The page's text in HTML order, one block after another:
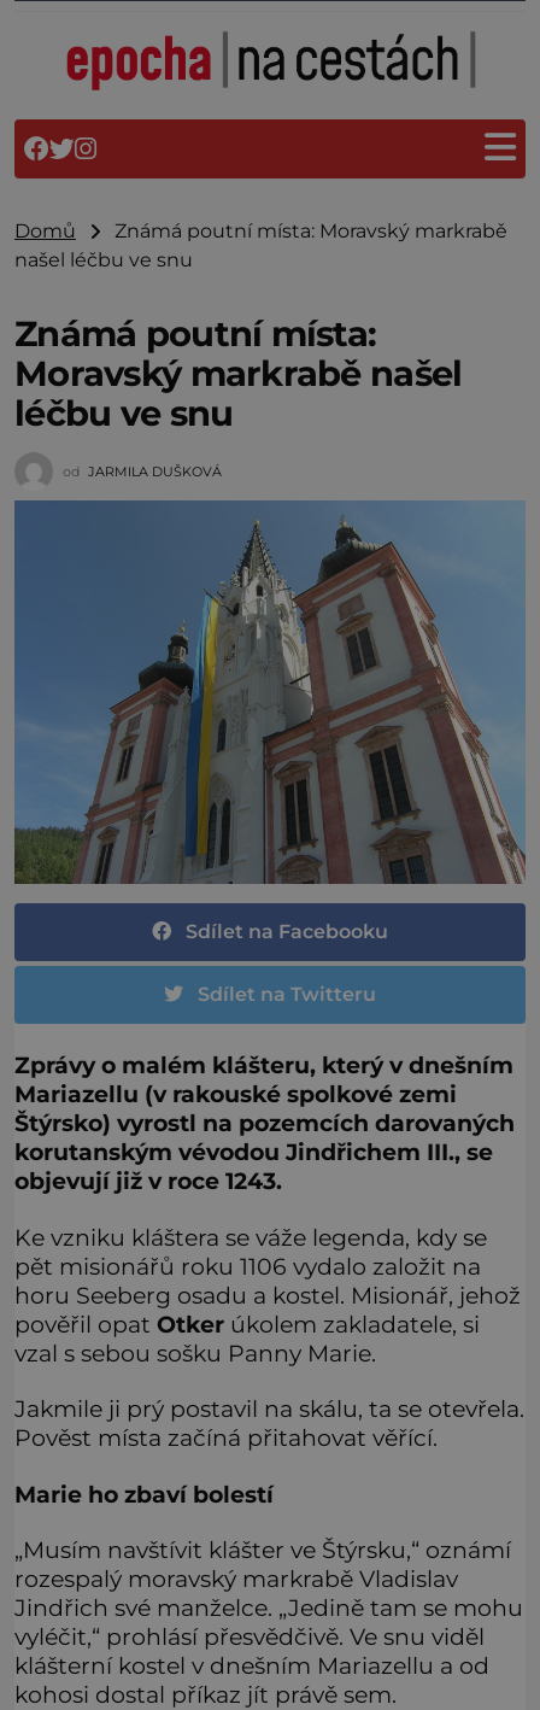
Domů
Známá poutní místa: Moravský markrabě
našel léčbu ve snu
Známá poutní místa:
Moravský markrabě našel
léčbu ve snu
od JARMILA DUŠKOVÁ
Sdílet na Facebooku
Sdílet na Twitteru
Zprávy o malém klášteru, který v dnešním
Mariazellu (v rakouské spolkové zemi
Štýrsko) vyrostl na pozemcích darovaných
korutanským vévodou Jindřichem III., se
objevují již v roce 1243.
Ke vzniku kláštera se váže legenda, kdy se
pět misionářů roku 1106 vydalo založit na
horu Seeberg osadu a kostel. Misionář, jehož
pověřil opat Otker úkolem zakladatele, si
vzal s sebou sošku Panny Marie.
Jakmile ji prý postavil na skálu, ta se otevřela.
Pověst místa začíná přitahovat věřící.
Marie ho zbaví bolestí
„Musím navštívit klášter ve Štýrsku,“ oznámí
rozespalý moravský markrabě Vladislav
Jindřich své manželce. „Jedině tam se mohu
vyléčit,“ prohlásí přesvědčivě. Ve snu viděl
klášterní kostel v dnešním Mariazellu a od
kohosi dostal příkaz jít právě sem.